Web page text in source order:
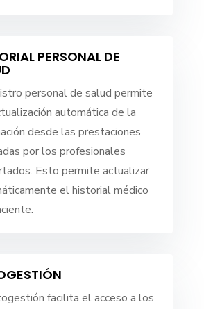
PERSONAL DE
personal de salud permite
automática de la
desde las prestaciones
por los profesionales
Esto permite actualizar
el historial médico
facilita el acceso a los